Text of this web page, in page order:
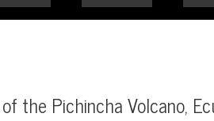
the Pichincha Volcano,